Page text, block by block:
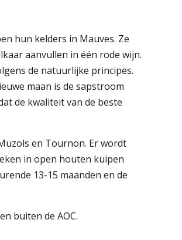
hun kelders in Mauves. Ze
aanvullen in één rode wijn.
de natuurlijke principes.
maan is de sapstroom
de kwaliteit van de beste
en Tournon. Er wordt
in open houten kuipen
13-15 maanden en de
buiten de AOC.